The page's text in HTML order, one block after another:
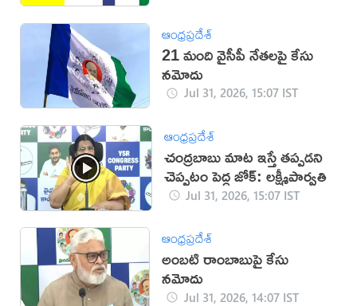
ఆంధ్రప్రదేశ్
21 మంది వైసీపీ నేతలపై కేసు
నమోదు
Jul 31, 2026, 15:07 IST
ఆంధ్రప్రదేశ్
చంద్రబాబు మాట ఇస్తే తప్పడని
చెప్పటం పెద్ద జోక్: లక్ష్మీపార్వతి
Jul 31, 2026, 15:07 IST
ఆంధ్రప్రదేశ్
అంబటి రాంబాబుపై కేసు
నమోదు
Jul 31, 2026, 14:07 IST